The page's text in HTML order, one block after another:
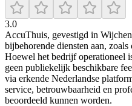
3.0
AccuThuis, gevestigd in
bijbehorende diensten aan,
Hoewel het bedrijf operationeel
geen publiekelijk beschikbare
via erkende Nederlandse
service, betrouwbaarheid en
beoordeeld kunnen worden.